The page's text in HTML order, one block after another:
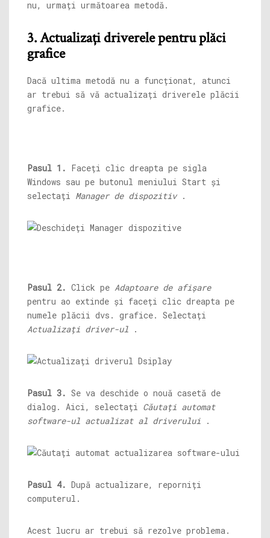
nu, urmați următoarea metodă.
3. Actualizați driverele pentru plăci
grafice
Dacă ultima metodă nu a funcționat, atunci
ar trebui să vă actualizați driverele plăcii
grafice.
Pasul 1. Faceți clic dreapta pe sigla
Windows sau pe butonul meniului Start și
selectați Manager de dispozitiv.
Pasul 2. Click pe Adaptoare de afișare
pentru ao extinde și faceți clic dreapta pe
numele plăcii dvs. grafice. Selectați
Actualizați driver-ul .
Pasul 3. Se va deschide o nouă casetă de
dialog. Aici, selectați Căutați automat
software-ul actualizat al driverului .
Pasul 4. După actualizare, reporniți
computerul.
Acest lucru ar trebui să rezolve problema.